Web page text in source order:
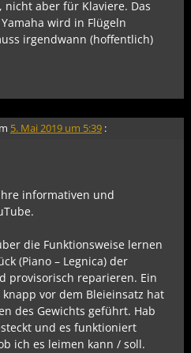
nicht aber für Klaviere. Das
wird in Flügeln
irgendwann (hoffentlich)
5. Mai 2019 um 5:39 :
informativen und
die Funktionsweise lernen
(Piano – Legnica) der
provisorisch reparieren. Ein
vor dem Bleieinsatz hat
des Gewichts geführt. Hab
und es funktioniert
ich es leimen kann / soll.